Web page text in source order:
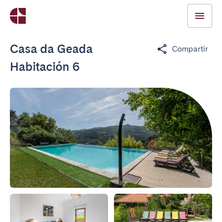
Casa da Geada
Habitación 6
Compartir